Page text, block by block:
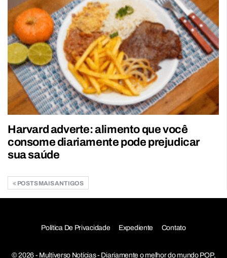
Harvard adverte: alimento que você
consome diariamente pode prejudicar
sua saúde
POSTS MAIS ANTIGOS
Política De Privacidade Expediente Contato
© 2026 - Multiverso Notícias - Diariamente o melhor do mundo POP,